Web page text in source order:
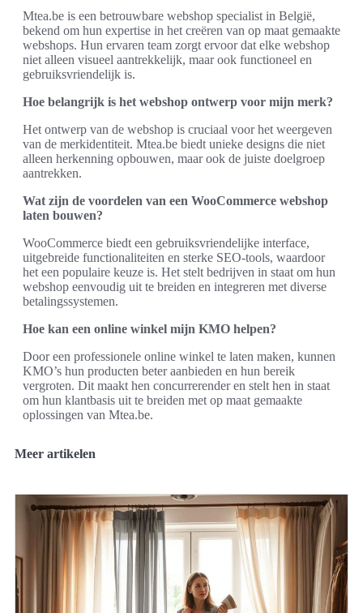
Mtea.be is een betrouwbare webshop specialist in België,
bekend om hun expertise in het creëren van op maat gemaakte
webshops. Hun ervaren team zorgt ervoor dat elke webshop
niet alleen visueel aantrekkelijk, maar ook functioneel en
gebruiksvriendelijk is.
Hoe belangrijk is het webshop ontwerp voor mijn merk?
Het ontwerp van de webshop is cruciaal voor het weergeven
van de merkidentiteit. Mtea.be biedt unieke designs die niet
alleen herkenning opbouwen, maar ook de juiste doelgroep
aantrekken.
Wat zijn de voordelen van een WooCommerce webshop
laten bouwen?
WooCommerce biedt een gebruiksvriendelijke interface,
uitgebreide functionaliteiten en sterke SEO-tools, waardoor
het een populaire keuze is. Het stelt bedrijven in staat om hun
webshop eenvoudig uit te breiden en integreren met diverse
betalingssystemen.
Hoe kan een online winkel mijn KMO helpen?
Door een professionele online winkel te laten maken, kunnen
KMO’s hun producten beter aanbieden en hun bereik
vergroten. Dit maakt hen concurrerender en stelt hen in staat
om hun klantbasis uit te breiden met op maat gemaakte
oplossingen van Mtea.be.
Meer artikelen